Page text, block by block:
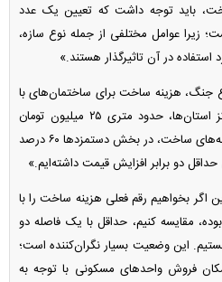
باید توجه داشت که تعیین یک عدد
زیرا عوامل مختلفی از جمله نوع سازه،
در آن تاثیرگذار هستند.»
جنگ، هزینه ساخت برای ساختمان‌های با
کیفیت متوسط در بسیاری از مراکز استان‌ها، حدود متری ۲۵ میلیون تومان
بود. اکنون، با توجه به افزایش هزینه‌های ساخت، در بخش دستمزد‌ها ۶۰ درصد
دو برابر افزایش قیمت داشته‌ایم.»
اگر بخواهیم رقم فعلی هزینه ساخت را با
مقایسه کنیم، حداقل با یک فاصله دو
برابری نسبت به آن دوران مواجه هستیم. این وضعیت بسیار نگران‌‎کننده است؛
امکان فروش واحد‌های مسکونی با توجه به